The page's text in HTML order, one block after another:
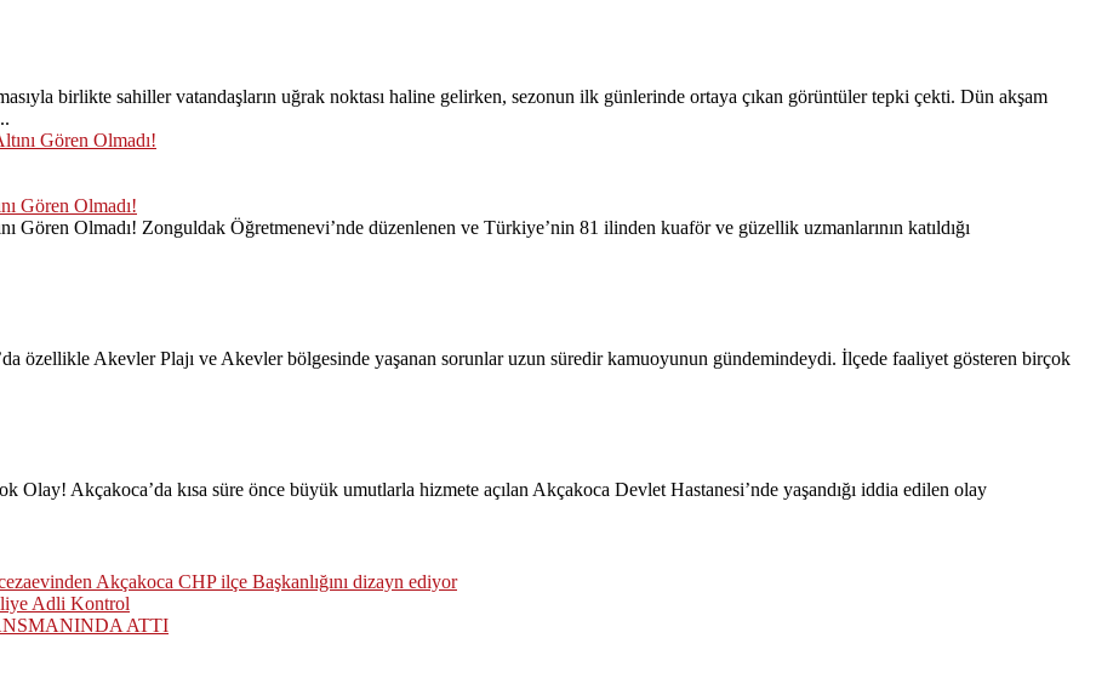
birlikte sahiller vatandaşların uğrak noktası haline gelirken, sezonun ilk günlerinde ortaya çıkan görüntüler tepki çekti. Dün akşam
Gören Olmadı!
Gören Olmadı! Zonguldak Öğretmenevi’nde düzenlenen ve Türkiye’nin 81 ilinden kuaför ve güzellik uzmanlarının katıldığı
özellikle Akevler Plajı ve Akevler bölgesinde yaşanan sorunlar uzun süredir kamuoyunun gündemindeydi. İlçede faaliyet gösteren birçok
Olay! Akçakoca’da kısa süre önce büyük umutlarla hizmete açılan Akçakoca Devlet Hastanesi’nde yaşandığı iddia edilen olay
Akçakoca CHP ilçe Başkanlığını dizayn ediyor
Adli Kontrol
ATTI